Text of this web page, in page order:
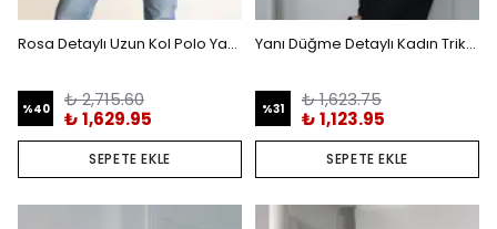
Rosa Detaylı Uzun Kol Polo Yaka Triko Siyah
%40
₺ 2,715.60
₺ 1,629.95
SEPETE EKLE
Yanı Düğme Detaylı Kadın Triko Kazak Beyaz
%31
₺ 1,623.75
₺ 1,123.95
SEPETE EKLE